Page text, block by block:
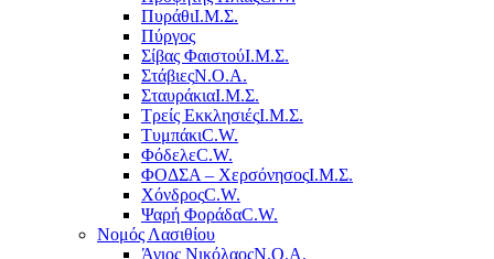
ΠυράθιΙ.Μ.Σ.
Πύργος
Σίβας ΦαιστούΙ.Μ.Σ.
ΣτάβιεςΝ.Ο.Α.
ΣταυράκιαΙ.Μ.Σ.
Τρείς ΕκκλησιέςΙ.Μ.Σ.
ΤυμπάκιC.W.
ΦόδελεC.W.
ΦΟΔΣΑ – ΧερσόνησοςΙ.Μ.Σ.
ΧόνδροςC.W.
Ψαρή ΦοράδαC.W.
Νομός Λασιθίου
Άγιος ΝικόλαοςΝ.Ο.Α.